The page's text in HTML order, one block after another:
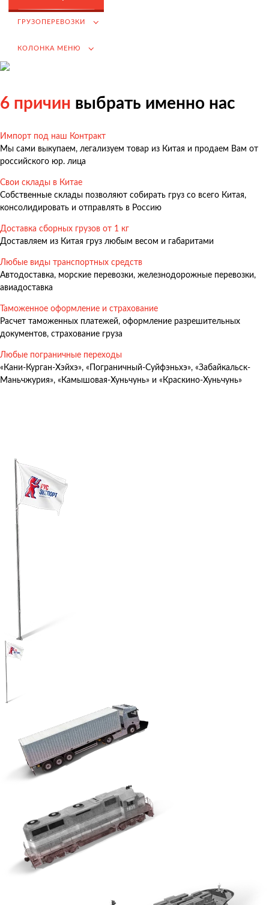
ГРУЗОПЕРЕВОЗКИ
КОЛОНКА МЕНЮ
Грузоперевозки
Грузоперевозки из Китая
Международные перевозки
Автомобильные перевозки
Железнодорожные перевозки
Морские и речные перевозки
Авиадоставка
Негабаритные перевозки
Комплексные логистические решения
Страхование грузов
6 причин выбрать именно нас
Импорт под наш Контракт
Мы сами выкупаем, легализуем товар из Китая и продаем Вам от
российского юр. лица
Свои склады в Китае
Собственные склады позволяют собирать груз со всего Китая,
консолидировать и отправлять в Россию
Доставка сборных грузов от 1 кг
Доставляем из Китая груз любым весом и габаритами
Любые виды транспортных средств
Автодоставка, морские перевозки, железнодорожные перевозки,
авиадоставка
Таможенное оформление и страхование
Расчет таможенных платежей, оформление разрешительных
документов, страхование груза
Любые пограничные переходы
«Кани-Курган-Хэйхэ», «Пограничный-Суйфэньхэ», «Забайкальск-
Маньчжурия», «Камышовая-Хуньчунь» и «Краскино-Хуньчунь»